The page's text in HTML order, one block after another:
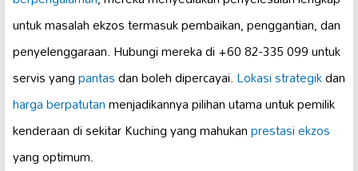
untuk masalah ekzos termasuk pembaikan, penggantian, dan
penyelenggaraan. Hubungi mereka di +60 82-335 099 untuk
servis yangpantasdan boleh dipercayai.Lokasi strategikdan
harga berpatutanmenjadikannya pilihan utama untuk pemilik
kenderaan di sekitar Kuching yang mahukanprestasi ekzos
yang optimum.